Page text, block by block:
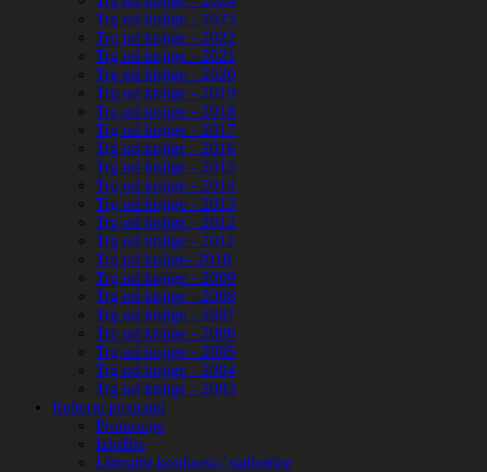
Trg od knjige - 2023
Trg od knjige - 2022
Trg od knjige - 2021
Trg od knjige - 2020
Trg od knjige - 2019
Trg od knjige - 2018
Trg od knjige - 2017
Trg od knjige - 2016
Trg od knjige - 2015
Trg od knjige - 2014
Trg od knjige - 2013
Trg od knjige - 2012
Trg od knjige - 2011
Trg od knjige- 2010
Trg od knjige - 2009
Trg od knjige - 2008
Trg od knjige - 2007
Trg od knjige - 2006
Trg od knjige - 2005
Trg od knjige - 2004
Trg od knjige - 2003
Kulturni programi
Promocije
Izložbe
Literalni konkursi / radionice